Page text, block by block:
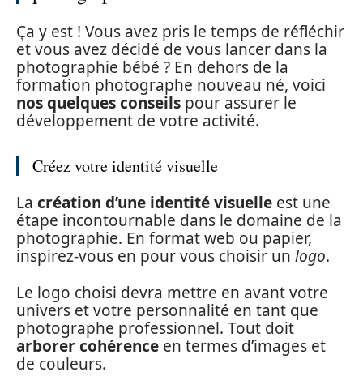
Ça y est ! Vous avez pris le temps de réfléchir
et vous avez décidé de vous lancer dans la
photographie bébé ? En dehors de la
formation photographe nouveau né, voici
nos quelques conseils pour assurer le
développement de votre activité.
Créez votre identité visuelle
La création d’une identité visuelle est une
étape incontournable dans le domaine de la
photographie. En format web ou papier,
inspirez-vous en pour vous choisir un logo.
Le logo choisi devra mettre en avant votre
univers et votre personnalité en tant que
photographe professionnel. Tout doit
arborer cohérence en termes d’images et
de couleurs.